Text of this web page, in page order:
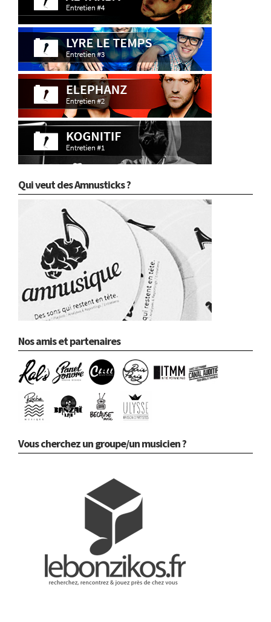
Qui veut des Amnusticks ?
Nos amis et partenaires
Vous cherchez un groupe/un musicien ?